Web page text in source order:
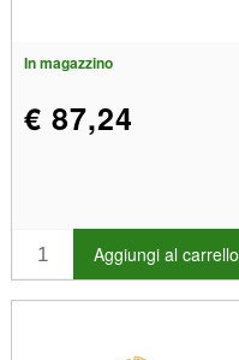
In magazzino
€ 87,24
Aggiungi al carrello